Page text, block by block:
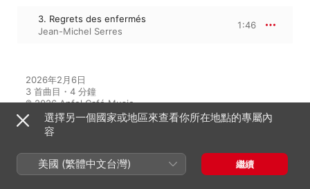
3. Regrets des enfermés
Jean-Michel Serres
1:46
2026年2月6日
3 首曲目・4 分鐘
℗ 2026 Apfel Café Music
來自專輯
選擇另一個國家或地區來查看你所在地點的專屬內
容
美國 (繁體中文台灣) 繼續